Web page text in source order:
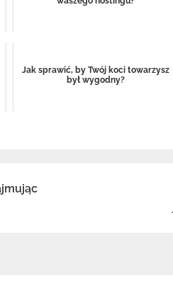
Jak sprawić, by Twój koci towarzysz
był wygodny?